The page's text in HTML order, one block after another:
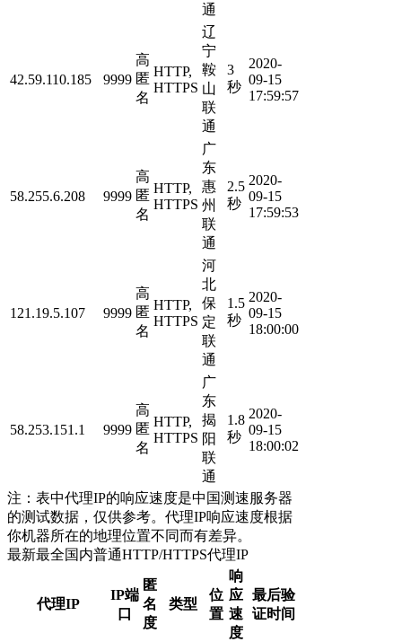
通
42.59.110.185 9999
高
匿
名
HTTP,
HTTPS
辽
宁
鞍
山
联
通
3
秒
2020-
09-15
17:59:57
58.255.6.208 9999
高
匿
名
HTTP,
HTTPS
广
东
惠
州
联
通
2.5
秒
2020-
09-15
17:59:53
121.19.5.107 9999
高
匿
名
HTTP,
HTTPS
河
北
保
定
联
通
1.5
秒
2020-
09-15
18:00:00
58.253.151.1 9999
高
匿
名
HTTP,
HTTPS
广
东
揭
阳
联
通
1.8
秒
2020-
09-15
18:00:02
注：表中代理IP的响应速度是中国测速服务器
的测试数据，仅供参考。代理IP响应速度根据
你机器所在的地理位置不同而有差异。
最新最全国内普通HTTP/HTTPS代理IP
代理IP
IP端
口
匿
名
度
类型
位
置
响
应
速
度
最后验
证时间